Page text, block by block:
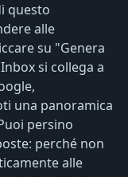
questo
alle
su "Genera
si collega a
una panoramica
persino
perché non
alle